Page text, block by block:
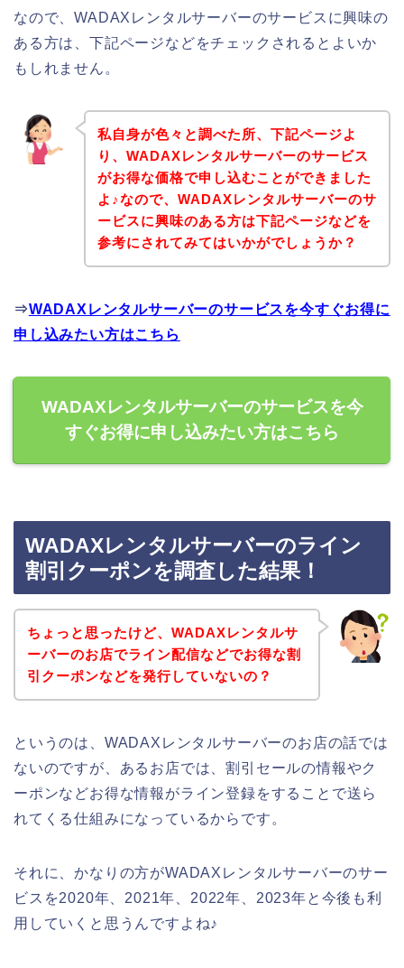
なので、WADAXレンタルサーバーのサービスに興味の
ある方は、下記ページなどをチェックされるとよいか
もしれません。
私自身が色々と調べた所、下記ページよ
り、WADAXレンタルサーバーのサービス
がお得な価格で申し込むことができました
よ♪なので、WADAXレンタルサーバーのサ
ービスに興味のある方は下記ページなどを
参考にされてみてはいかがでしょうか？
⇒WADAXレンタルサーバーのサービスを今すぐお得に
申し込みたい方はこちら
WADAXレンタルサーバーのサービスを今
すぐお得に申し込みたい方はこちら
WADAXレンタルサーバーのライン
割引クーポンを調査した結果！
ちょっと思ったけど、WADAXレンタルサ
ーバーのお店でライン配信などでお得な割
引クーポンなどを発行していないの？
というのは、WADAXレンタルサーバーのお店の話では
ないのですが、あるお店では、割引セールの情報やク
ーポンなどお得な情報がライン登録をすることで送ら
れてくる仕組みになっているからです。
それに、かなりの方がWADAXレンタルサーバーのサー
ビスを2020年、2021年、2022年、2023年と今後も利
用していくと思うんですよね♪